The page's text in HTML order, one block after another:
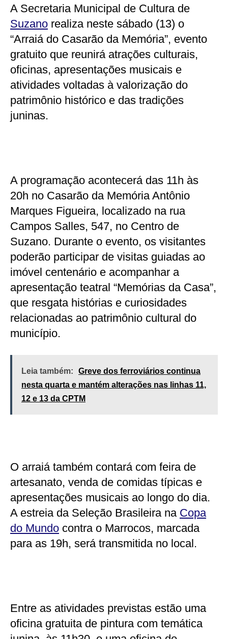
A Secretaria Municipal de Cultura de
Suzano realiza neste sábado (13) o
“Arraiá do Casarão da Memória”, evento
gratuito que reunirá atrações culturais,
oficinas, apresentações musicais e
atividades voltadas à valorização do
patrimônio histórico e das tradições
juninas.
A programação acontecerá das 11h às
20h no Casarão da Memória Antônio
Marques Figueira, localizado na rua
Campos Salles, 547, no Centro de
Suzano. Durante o evento, os visitantes
poderão participar de visitas guiadas ao
imóvel centenário e acompanhar a
apresentação teatral “Memórias da Casa”,
que resgata histórias e curiosidades
relacionadas ao patrimônio cultural do
município.
Leia também:
Greve dos ferroviários continua
nesta quarta e mantém alterações nas linhas 11,
12 e 13 da CPTM
O arraiá também contará com feira de
artesanato, venda de comidas típicas e
apresentações musicais ao longo do dia.
A estreia da Seleção Brasileira na Copa
do Mundo contra o Marrocos, marcada
para as 19h, será transmitida no local.
Entre as atividades previstas estão uma
oficina gratuita de pintura com temática